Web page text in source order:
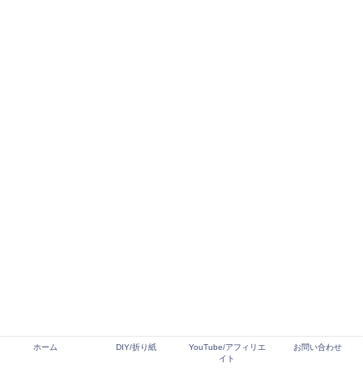
ホーム DIY/折り紙
YouTube/アフィリエ
イト
お問い合わせ